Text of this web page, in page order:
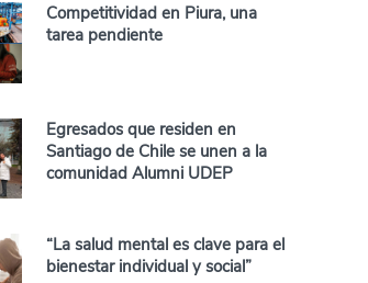
Competitividad en Piura, una
tarea pendiente
Egresados que residen en
Santiago de Chile se unen a la
comunidad Alumni UDEP
“La salud mental es clave para el
bienestar individual y social”